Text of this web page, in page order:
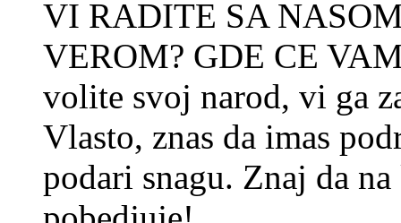
VI RADITE SA
VEROM? GDE CE
volite svoj narod, vi ga
Vlasto, znas da imas
podari snagu. Znaj da